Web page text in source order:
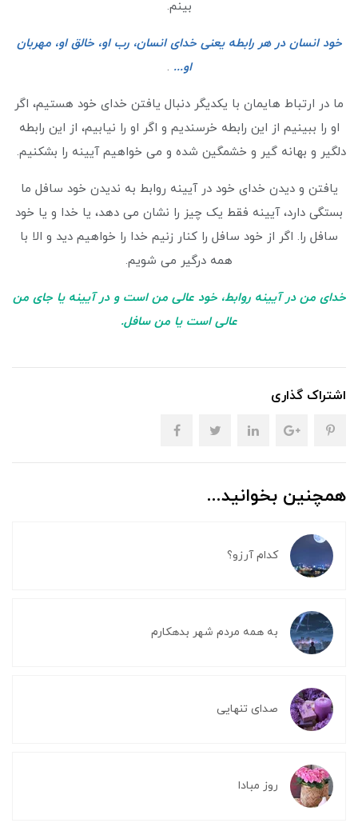
بینم.
خود انسان در هر رابطه یعنی خدای انسان، رب او، خالق او، مهربان
او... .
ما در ارتباط هایمان با یکدیگر دنبال یافتن خدای خود هستیم، اگر
او را ببینیم از این رابطه خرسندیم و اگر او را نیابیم، از این رابطه
دلگیر و بهانه گیر و خشمگین شده و می خواهیم آیینه را بشکنیم.
یافتن و دیدن خدای خود در آیینه روابط به ندیدن خود سافل ما
بستگی دارد، آیینه فقط یک چیز را نشان می دهد، یا خدا و یا خود
سافل را. اگر از خود سافل را کنار زنیم خدا را خواهیم دید و الا با
همه درگیر می شویم.
خدای من در آیینه روابط، خود عالی من است و در آیینه یا جای من
عالی است یا من سافل.
اشتراک گذاری
همچنین بخوانید...
کدام آرزو؟
به همه مردم شهر بدهکارم
صدای تنهایی
روز مبادا